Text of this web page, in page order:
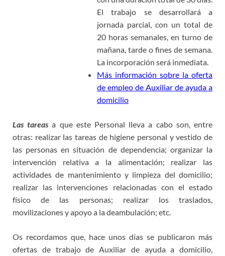
El trabajo se desarrollará a
jornada parcial, con un total de
20 horas semanales, en turno de
mañana, tarde o fines de semana.
La incorporación será inmediata.
Más información sobre la oferta
de empleo de Auxiliar de ayuda a
domicilio
Las tareas a que este Personal lleva a cabo son, entre
otras: realizar las tareas de higiene personal y vestido de
las personas en situación de dependencia; organizar la
intervención relativa a la alimentación; realizar las
actividades de mantenimiento y limpieza del domicilio;
realizar las intervenciones relacionadas con el estado
físico de las personas; realizar los traslados,
movilizaciones y apoyo a la deambulación; etc.
Os recordamos que, hace unos días se publicaron más
ofertas de trabajo de Auxiliar de ayuda a domicilio,